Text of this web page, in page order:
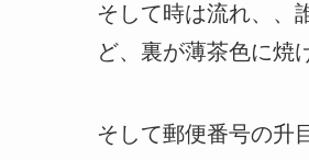
そして時は流れ、、
ど、裏が薄茶色に焼
そして郵便番号の升